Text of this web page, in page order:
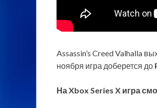
Assassin’s Creed Valhalla
ноября игра доберется до
На Xbox Series X игра